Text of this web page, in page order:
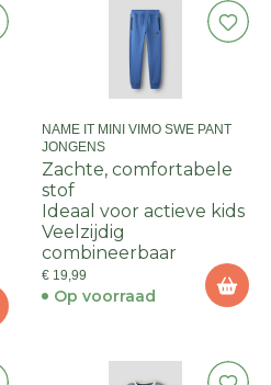
NAME IT MINI VIMO SWE PANT
JONGENS
Zachte, comfortabele
stof
Ideaal voor actieve kids
Veelzijdig
combineerbaar
€ 19,99
Op voorraad